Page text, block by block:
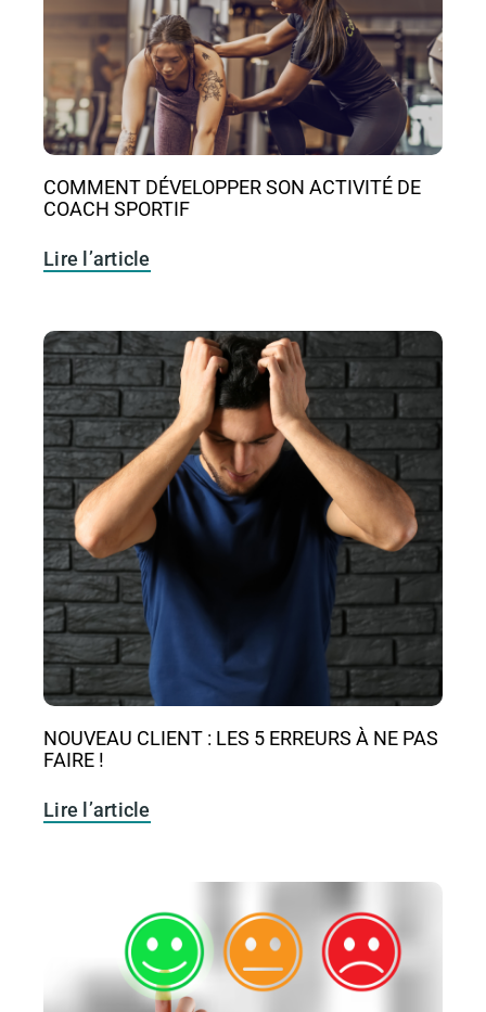
COMMENT DÉVELOPPER SON ACTIVITÉ DE
COACH SPORTIF
Lire l’article
NOUVEAU CLIENT : LES 5 ERREURS À NE PAS
FAIRE !
Lire l’article